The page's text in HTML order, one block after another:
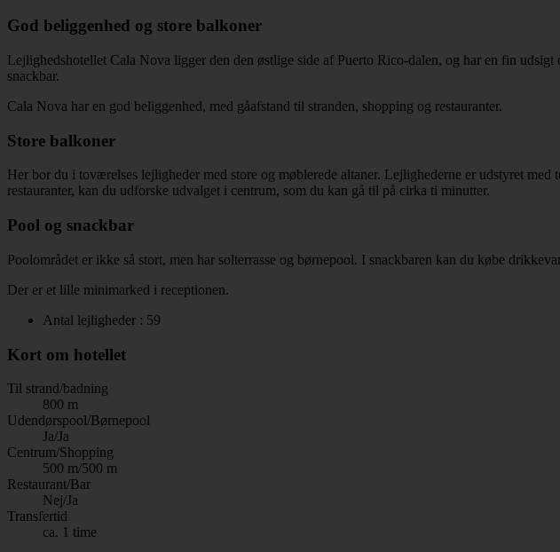
God beliggenhed og store balkoner
Lejlighedshotellet Cala Nova ligger den den østlige side af Puerto Rico-dalen, og har en fin
snackbar.
Cala Nova har en god beliggenhed, med gåafstand til stranden, shopping og restauranter.
Store balkoner
Her bor du i toværelses lejligheder med store og møblerede altaner. Lejlighederne er udstyret
restauranter, kan du udforske udvalget i centrum, som du kan gå til på cirka ti minutter.
Pool og snackbar
Poolområdet er ikke så stort, men har solterrasse og børnepool. I snackbaren kan du købe
Der er et lille minimarked i receptionen.
Antal lejligheder : 59
Kort om hotellet
Til strand/badning
800 m
Udendørspool/Børnepool
Ja/Ja
Centrum/Shopping
500 m/500 m
Restaurant/Bar
Nej/Ja
Transfertid
ca. 1 time